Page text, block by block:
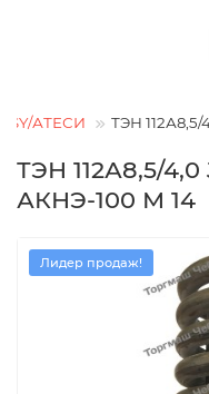
АТЕСИ ТЭН
ТЭН 112А8,5/
АКНЭ-100 М 14
Лидер продаж!